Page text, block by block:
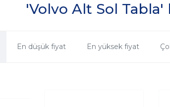
'Volvo Alt Sol
En düşük fiyat En yüksek fiyat